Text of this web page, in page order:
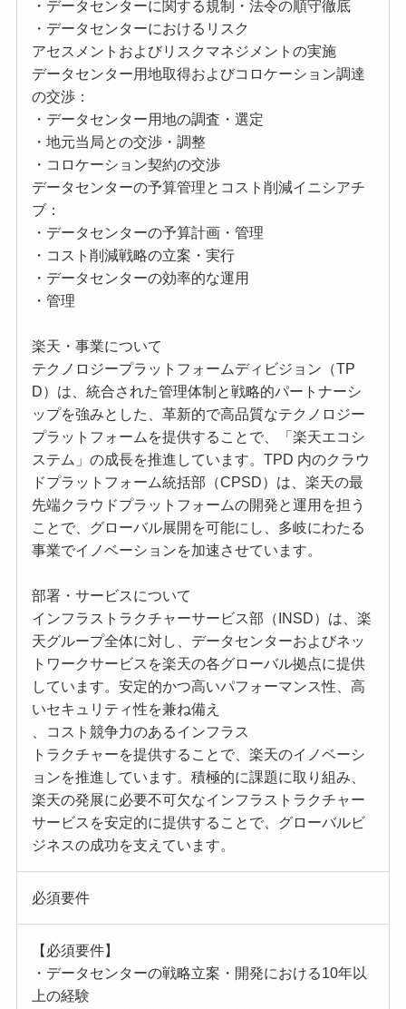
・データセンターに関する規制・法令の順守徹底
・データセンターにおけるリスク
アセスメントおよびリスクマネジメントの実施
データセンター用地取得およびコロケーション調達
の交渉：
・データセンター用地の調査・選定
・地元当局との交渉・調整
・コロケーション契約の交渉
データセンターの予算管理とコスト削減イニシアチ
ブ：
・データセンターの予算計画・管理
・コスト削減戦略の立案・実行
・データセンターの効率的な運用
・管理
楽天・事業について
テクノロジープラットフォームディビジョン（TP
D）は、統合された管理体制と戦略的パートナーシ
ップを強みとした、革新的で高品質なテクノロジー
プラットフォームを提供することで、「楽天エコシ
ステム」の成長を推進しています。TPD 内のクラウ
ドプラットフォーム統括部（CPSD）は、楽天の最
先端クラウドプラットフォームの開発と運用を担う
ことで、グローバル展開を可能にし、多岐にわたる
事業でイノベーションを加速させています。
部署・サービスについて
インフラストラクチャーサービス部（INSD）は、楽
天グループ全体に対し、データセンターおよびネッ
トワークサービスを楽天の各グローバル拠点に提供
しています。安定的かつ高いパフォーマンス性、高
いセキュリティ性を兼ね備え
、コスト競争力のあるインフラス
トラクチャーを提供することで、楽天のイノベーシ
ョンを推進しています。積極的に課題に取り組み、
楽天の発展に必要不可欠なインフラストラクチャー
サービスを安定的に提供することで、グローバルビ
ジネスの成功を支えています。
必須要件
【必須要件】
・データセンターの戦略立案・開発における10年以
上の経験